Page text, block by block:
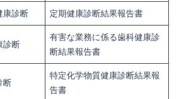
康診断 定期健康診断結果報告書
診断
有害な業務に係る歯科健康診
断結果報告書
断
特定化学物質健康診断結果報
告書